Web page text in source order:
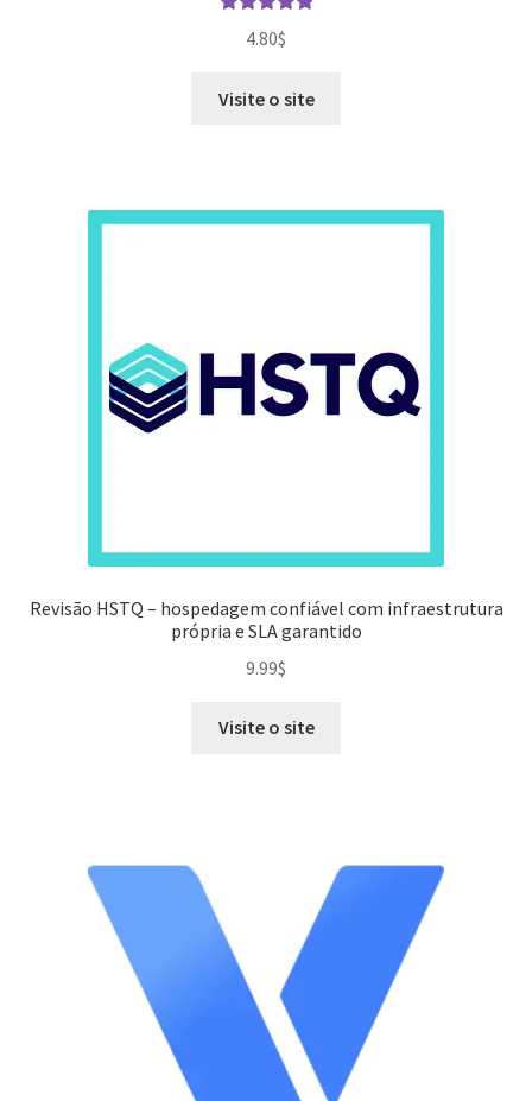
de 5
4.80$
Visite o site
Revisão HSTQ – hospedagem confiável com infraestrutura
própria e SLA garantido
9.99$
Visite o site